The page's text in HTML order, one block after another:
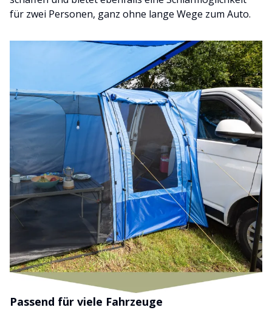
für zwei Personen, ganz ohne lange Wege zum Auto.
Passend für viele Fahrzeuge